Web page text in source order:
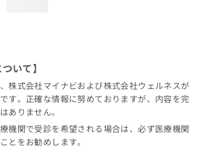
いて】
株式会社マイナビおよび株式会社ウェルネスが
す。正確な情報に努めておりますが、内容を完
ありません。
機関で受診を希望される場合は、必ず医療機関
とをお勧めします。